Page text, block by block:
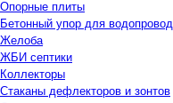
Опорные плиты
Бетонный упор для
Желоба
ЖБИ септики
Коллекторы
Стаканы дефлекторов и зонтов